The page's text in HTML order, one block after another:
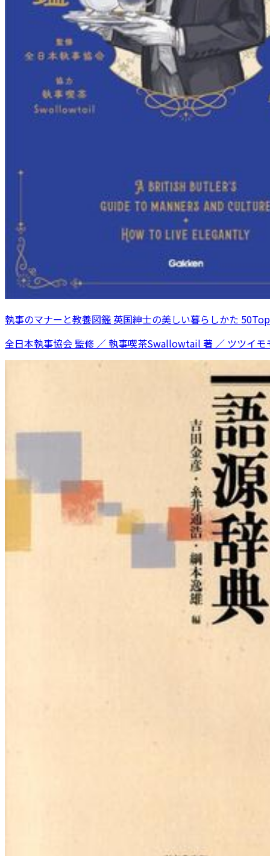
執事のマナーと教養図鑑 英国紳士の美しい暮らしかた
全日本執事協会 監修 ／ 執事喫茶Swallowtail 著 ／ ツツイ